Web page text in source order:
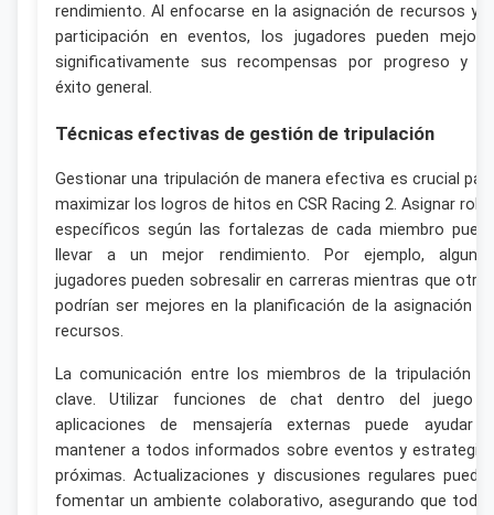
rendimiento. Al enfocarse en la asignación de recursos y
participación en eventos, los jugadores pueden
significativamente sus recompensas por progreso y
éxito general.
Técnicas efectivas de gestión de tripulación
Gestionar una tripulación de manera efectiva es crucial
maximizar los logros de hitos en CSR Racing 2. Asignar
específicos según las fortalezas de cada miembro
llevar a un mejor rendimiento. Por ejemplo,
jugadores pueden sobresalir en carreras mientras que
podrían ser mejores en la planificación de la asignación
recursos.
La comunicación entre los miembros de la tripulación
clave. Utilizar funciones de chat dentro del juego
aplicaciones de mensajería externas puede ayudar
mantener a todos informados sobre eventos y
próximas. Actualizaciones y discusiones regulares
fomentar un ambiente colaborativo, asegurando que